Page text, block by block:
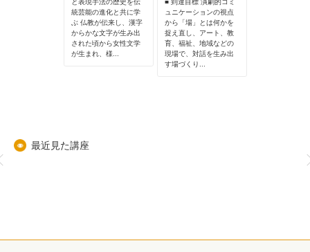
統芸能の進化と共に学
ぶ 仏教が伝来し、漢字
からかな文字が生み出
された頃から女性文学
が生まれ、様...
ュニケーションの視点
から「場」とは何かを
捉え直し、アート、教
育、福祉、地域などの
現場で、対話を生み出
す場づくり...
最近見た講座